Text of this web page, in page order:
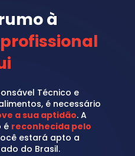
Técnico e
é necessário
a sua aptidão. A
é reconhecida pelo
estará apto a
do Brasil.